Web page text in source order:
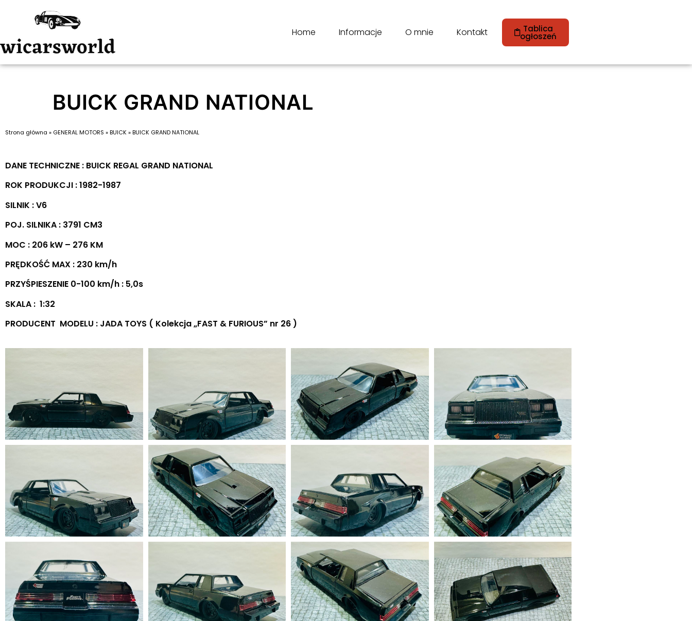
Home Informacje O mnie Kontakt Tablica
ogłoszeń
BUICK GRAND NATIONAL
Strona główna » GENERAL MOTORS »BUICK »BUICK GRAND NATIONAL
DANE TECHNICZNE : BUICK REGAL GRAND NATIONAL
ROK PRODUKCJI : 1982-1987
SILNIK : V6
POJ. SILNIKA : 3791 CM3
MOC : 206 kW – 276 KM
PRĘDKOŚĆ MAX : 230 km/h
PRZYŚPIESZENIE 0-100 km/h : 5,0s
SKALA : 1:32
PRODUCENT MODELU : JADA TOYS ( Kolekcja „FAST & FURIOUS” nr 26 )